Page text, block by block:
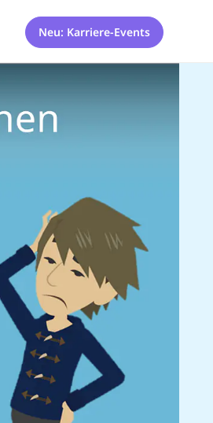
Neu: Karriere-Events